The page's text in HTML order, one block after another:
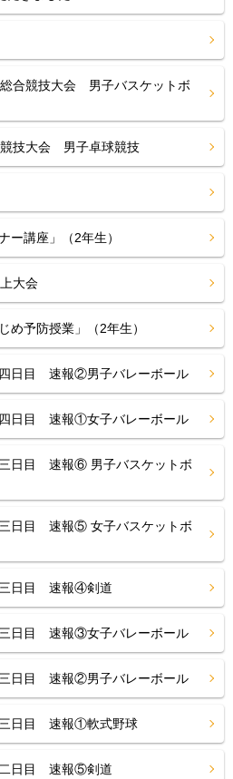
合競技大会 男子バスケットボ
技大会 男子卓球競技
ー講座」（2年生）
大会
め予防授業」（2年生）
日目 速報②男子バレーボール
日目 速報①女子バレーボール
日目 速報⑥ 男子バスケットボ
日目 速報⑤ 女子バスケットボ
三日目 速報④剣道
日目 速報③女子バレーボール
日目 速報②男子バレーボール
三日目 速報①軟式野球
二日目 速報⑤剣道